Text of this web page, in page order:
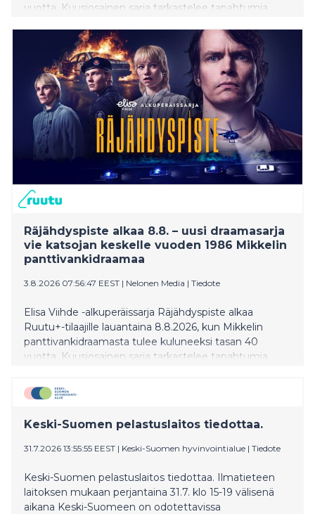
vuotta. Kuusiosainen sarja tarkastelee tapahtumia
Räjähdyspiste alkaa 8.8. – uusi draamasarja
vie katsojan keskelle vuoden 1986 Mikkelin
panttivankidraamaa
3.8.2026 07:56:47 EEST | Nelonen Media | Tiedote
Elisa Viihde -alkuperäissarja Räjähdyspiste alkaa
Ruutu+-tilaajille lauantaina 8.8.2026, kun Mikkelin
panttivankidraamasta tulee kuluneeksi tasan 40
vuotta. Kuusiosainen sarja tarkastelee tapahtumia
Keski-Suomen pelastuslaitos tiedottaa.
31.7.2026 13:55:55 EEST | Keski-Suomen hyvinvointialue | Tiedote
Keski-Suomen pelastuslaitos tiedottaa. Ilmatieteen
laitoksen mukaan perjantaina 31.7. klo 15-19 välisenä
aikana Keski-Suomeen on odotettavissa